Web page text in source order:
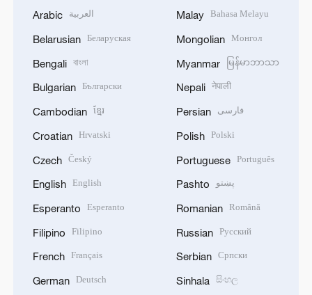
Arabic العربية
Belarusian Беларуская
Bengali বাংলা
Bulgarian Български
Cambodian ខ្មែរ
Croatian Hrvatski
Czech Český
English English
Esperanto Esperanto
Filipino Filipino
French Français
German Deutsch
Malay Bahasa Melayu
Mongolian Монгол
Myanmar မြန်မာဘာသာ
Nepali नेपाली
Persian فارسی
Polish Polski
Portuguese Português
Pashto پښتو
Romanian Română
Russian Русский
Serbian Српски
Sinhala සිංහල